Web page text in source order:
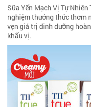
Sữa Yến Mạch Vị Tự
nghiệm thưởng thức thơm
vẹn giá trị dinh dưỡng
khẩu vị.